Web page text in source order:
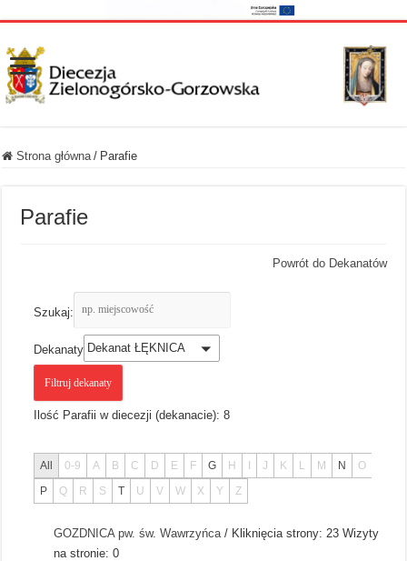
Strona główna / Parafie
Parafie
Powrót do Dekanatów
Szukaj:
Dekanaty Dekanat ŁĘKNICA
Ilość Parafii w diecezji (dekanacie):8
All 0-9 A B C D E F G H J K M N O
P Q R S T U V W X Y Z
GOZDNICA pw. św. Wawrzyńca / Kliknięcia strony: 23 Wizyty
na stronie: 0